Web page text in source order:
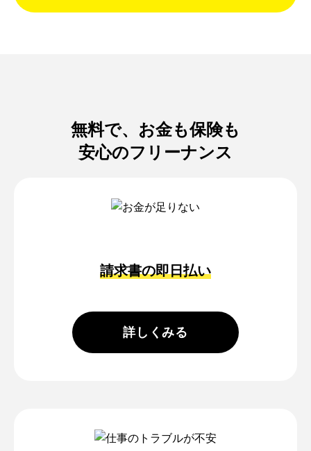
アフィリエイトプログラム
フリーナンスについて
ロゴとデザイン
無料で、お金も保険も
安心のフリーナンス
請求書の即日払い
詳しくみる